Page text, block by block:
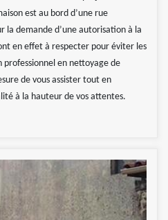
est au bord d’une rue
la demande d’une autorisation à la
en effet à respecter pour éviter les
professionnel en nettoyage de
de vous assister tout en
à la hauteur de vos attentes.